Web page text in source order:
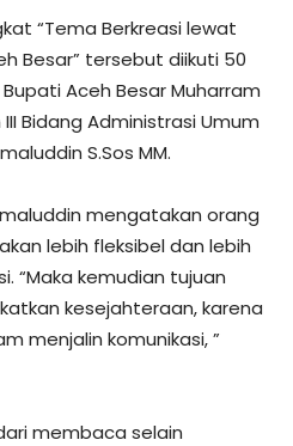
“Tema Berkreasi lewat
Besar” tersebut diikuti 50
Aceh Besar Muharram
Bidang Administrasi Umum
S.Sos MM.
mengatakan orang
lebih fleksibel dan lebih
“Maka kemudian tujuan
kesejahteraan, karena
menjalin komunikasi, ”
membaca selain